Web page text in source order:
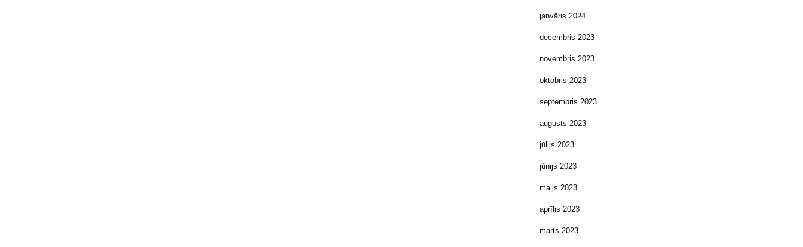
janvāris 2024
decembris 2023
novembris 2023
oktobris 2023
septembris 2023
augusts 2023
jūlijs 2023
jūnijs 2023
maijs 2023
aprīlis 2023
marts 2023